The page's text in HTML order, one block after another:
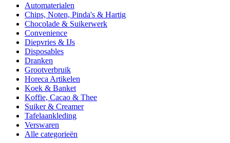
Automaterialen
Chips, Noten, Pinda's & Hartig
Chocolade & Suikerwerk
Convenience
Diepvries & IJs
Disposables
Dranken
Grootverbruik
Horeca Artikelen
Koek & Banket
Koffie, Cacao & Thee
Suiker & Creamer
Tafelaankleding
Verswaren
Alle categorieën